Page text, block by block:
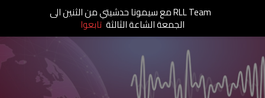
RLL Team مع سيمونا حدشيتي من الثنين الى
الجمعة الشاعة الثالثة تابعوا